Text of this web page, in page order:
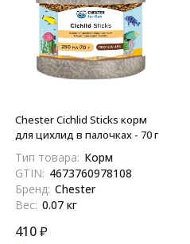
Chester Cichlid Sticks корм
для цихлид в палочках - 70 г
Тип товара: Корм
GTIN: 4673760978108
Бренд: Chester
Вес: 0.07 кг
410₽